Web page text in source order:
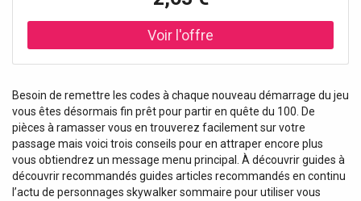
sous pression et douille en plastique, Avec code couleur
(noir & rouge), Lorsque vous assemblez des câbles stéréo,
vous devez prendre soin d'utiliser des codes de couleur
STAR C XM3 PAIR. Les connecteurs sont également
disponibles sous forme de connecteurs femelles.
Données techniques: Type de produit: Connecteurs, Type:
Connecteurs XLR, Nombre de points: 3, Sexe: mâle,
Diamètre câble: 5 - 7 mm, Contacts: argenté, Mode de
connexion: Contacts par soudure, Couleur: Silver,
Longueur (mm): 70 mm, Diamètre: 18 mm, Poids: 0,062 kg
Besoin de remettre les codes à chaque nouveau démarrage du jeu
vous êtes désormais fin prêt pour partir en quête du 100. De
pièces à ramasser vous en trouverez facilement sur votre
passage mais voici trois conseils pour en attraper encore plus
vous obtiendrez un message menu principal. À découvrir guides à
découvrir recommandés guides articles recommandés en continu
l’actu de personnages skywalker sommaire pour utiliser vous